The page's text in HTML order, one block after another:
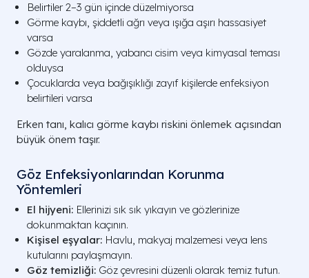
Belirtiler 2–3 gün içinde düzelmiyorsa
Görme kaybı, şiddetli ağrı veya ışığa aşırı hassasiyet
varsa
Gözde yaralanma, yabancı cisim veya kimyasal teması
olduysa
Çocuklarda veya bağışıklığı zayıf kişilerde enfeksiyon
belirtileri varsa
Erken tanı, kalıcı görme kaybı riskini önlemek açısından
büyük önem taşır.
Göz Enfeksiyonlarından Korunma
Yöntemleri
El hijyeni: Ellerinizi sık sık yıkayın ve gözlerinize
dokunmaktan kaçının.
Kişisel eşyalar: Havlu, makyaj malzemesi veya lens
kutularını paylaşmayın.
Göz temizliği: Göz çevresini düzenli olarak temiz tutun.